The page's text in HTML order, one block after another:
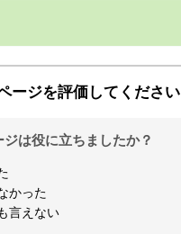
ージを評価してください
は役に立ちましたか？
かった
言えない